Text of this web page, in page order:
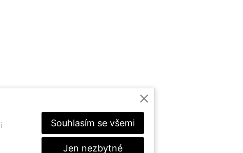
Souhlasím se všemi
Jen nezbytné